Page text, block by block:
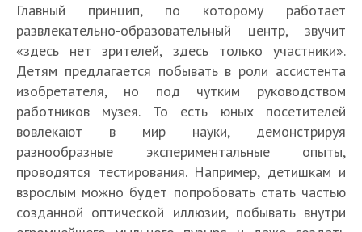
Главный принцип, по которому работает
развлекательно-образовательный центр, звучит
«здесь нет зрителей, здесь только участники».
Детям предлагается побывать в роли ассистента
изобретателя, но под чутким руководством
работников музея. То есть юных посетителей
вовлекают в мир науки, демонстрируя
разнообразные экспериментальные опыты,
проводятся тестирования. Например, детишкам и
взрослым можно будет попробовать стать частью
созданной оптической иллюзии, побывать внутри